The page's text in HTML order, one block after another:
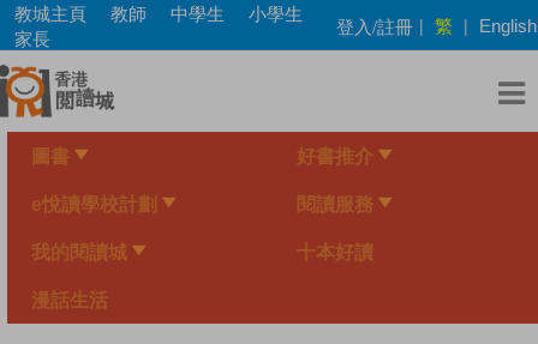
Skip
main
content
教城主頁 教師 中學生
小學生
家長
登入/註冊 | 繁 | English
圖書 好書推介
e悅讀學校計劃 閱讀服務
我的閱讀城 十本好讀
漫話生活